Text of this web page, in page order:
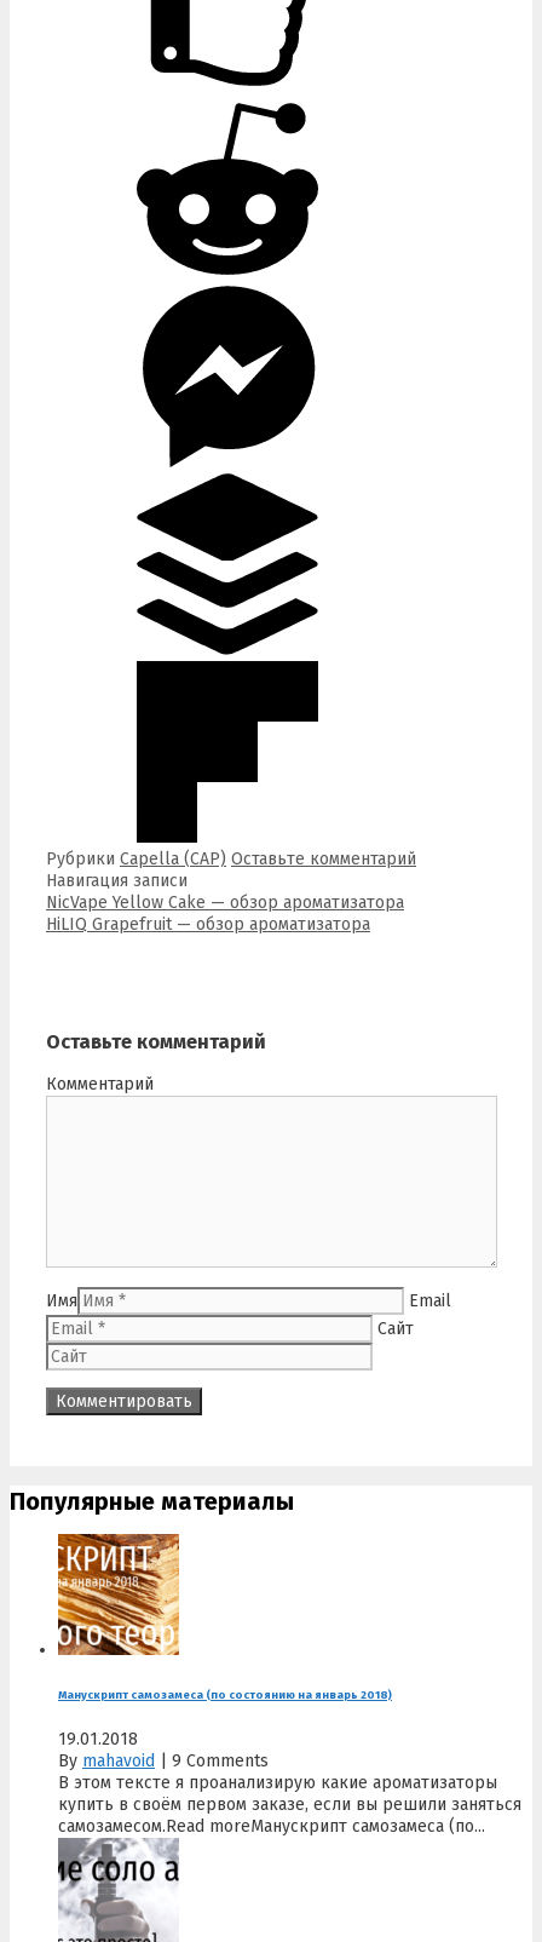
Рубрики Capella (CAP) Оставьте комментарий
Навигация записи
NicVape Yellow Cake — обзор ароматизатора
HiLIQ Grapefruit — обзор ароматизатора
Оставьте комментарий
Комментарий
Имя
Email
Сайт
Популярные материалы
Манускрипт самозамеса (по состоянию на январь 2018)
19.01.2018
By mahavoid
9 Comments
В этом тексте я проанализирую какие ароматизаторы
купить в своём первом заказе, если вы решили заняться
самозамесом.Read moreМанускрипт самозамеса (по...